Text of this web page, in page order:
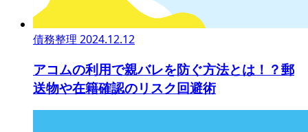
債務整理 2024.12.12
アコムの利用で親バレを防ぐ方法とは！？郵
送物や在籍確認のリスク回避術